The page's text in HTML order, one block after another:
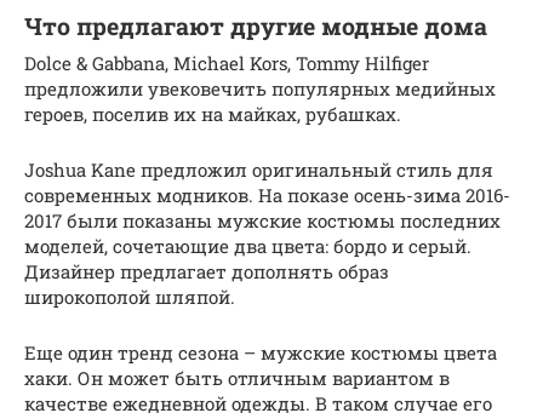
Что предлагают другие модные дома
Dolce & Gabbana, Michael Kors, Tommy Hilfiger
предложили увековечить популярных медийных
героев, поселив их на майках, рубашках.
Joshua Kane предложил оригинальный стиль для
современных модников. На показе осень-зима 2016-
2017 были показаны мужские костюмы последних
моделей, сочетающие два цвета: бордо и серый.
Дизайнер предлагает дополнять образ
широкополой шляпой.
Еще один тренд сезона – мужские костюмы цвета
хаки. Он может быть отличным вариантом в
качестве ежедневной одежды. В таком случае его